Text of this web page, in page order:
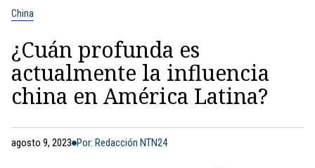
China
¿Cuán profunda es
actualmente la influencia
china en América Latina?
agosto 9, 2023 Por: Redacción NTN24